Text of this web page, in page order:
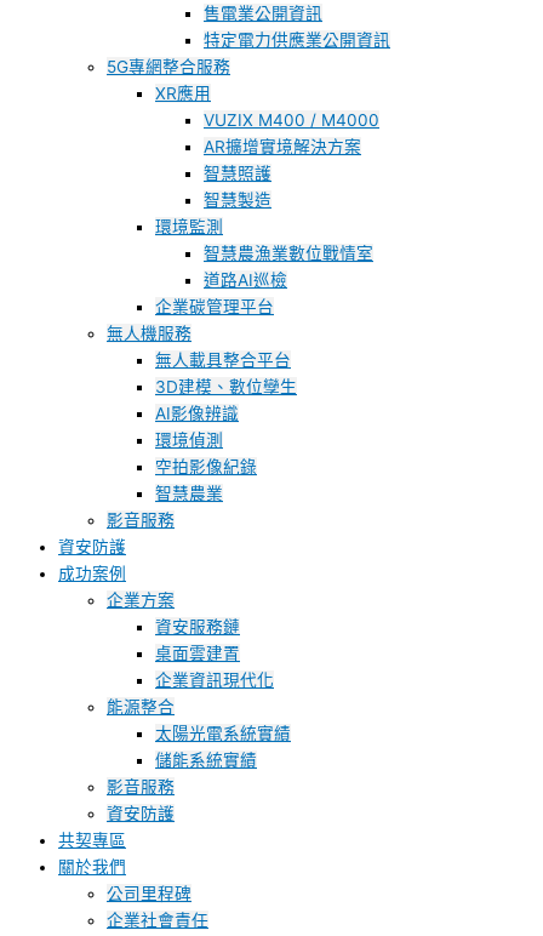
售電業公開資訊
特定電力供應業公開資訊
5G專網整合服務
XR應用
VUZIX M400 / M4000
AR擴增實境解決方案
智慧照護
智慧製造
環境監測
智慧農漁業數位戰情室
道路AI巡檢
企業碳管理平台
無人機服務
無人載具整合平台
3D建模、數位孿生
AI影像辨識
環境偵測
空拍影像紀錄
智慧農業
影音服務
資安防護
成功案例
企業方案
資安服務鏈
桌面雲建置
企業資訊現代化
能源整合
太陽光電系統實績
儲能系統實績
影音服務
資安防護
共契專區
關於我們
公司里程碑
企業社會責任